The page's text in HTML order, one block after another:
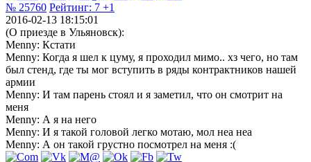
№ 25760 Рейтинг: 7 +1
2016-02-13 18:15:01
(О приезде в Ульяновск):
Menny: Кстати
Menny: Когда я шел к цуму, я проходил мимо.. хз чего, но там
был стенд, где ты мог вступить в ряды контрактников нашей
армии
Menny: И там парень стоял и я заметил, что он смотрит на
меня
Menny: А я на него
Menny: И я такой головой легко мотаю, мол неа неа
Menny: А он такой грустно посмотрел на меня :(